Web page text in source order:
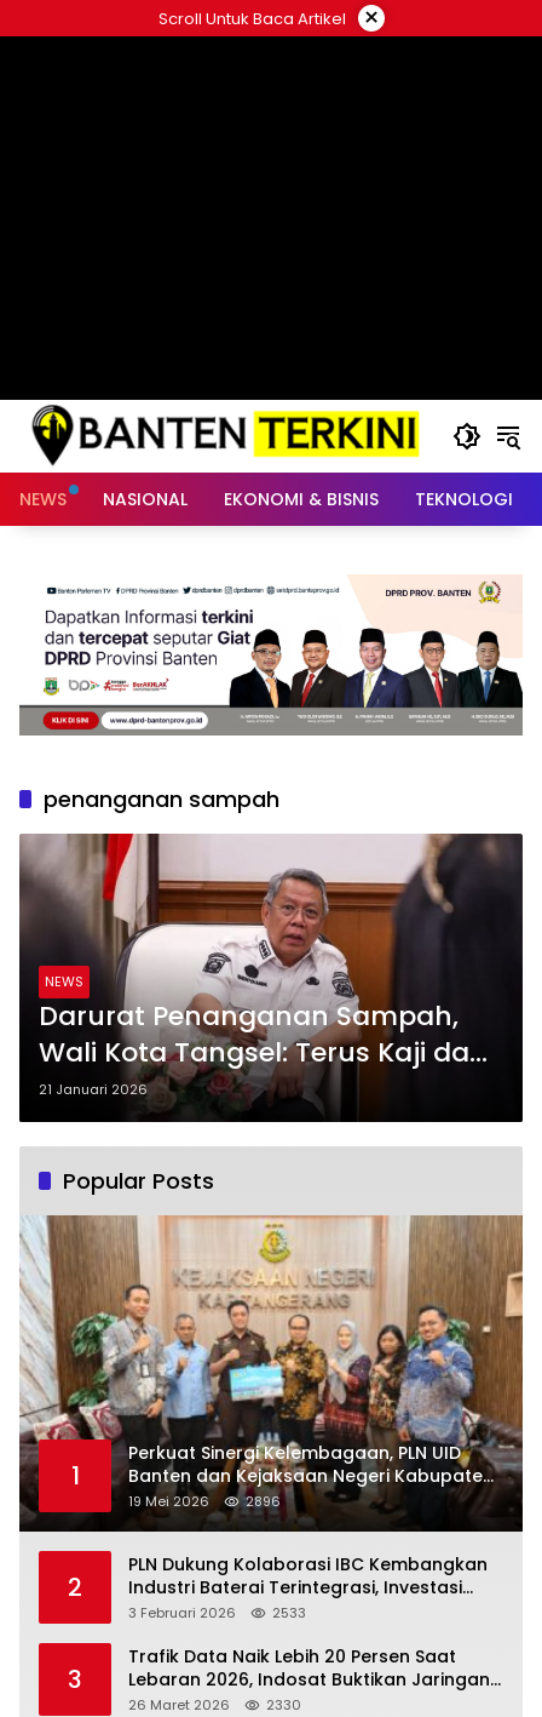
ke
Scroll Untuk Baca Artikel ×
NEWS NASIONAL EKONOMI & BISNIS TEKNOLOGI
penanganan sampah
NEWS
Darurat Penanganan Sampah,
Wali Kota Tangsel: Terus Kaji dan
Evaluasi
21 Januari 2026
Popular Posts
1
Perkuat Sinergi Kelembagaan, PLN UID
Banten dan Kejaksaan Negeri Kabupaten
Tangerang Kolaborasi Dukung Pelayanan
Publik
19 Mei 2026 2896
2
PLN Dukung Kolaborasi IBC Kembangkan
Industri Baterai Terintegrasi, Investasi
Capai USD 6 Miliar
3 Februari 2026 2533
3
Trafik Data Naik Lebih 20 Persen Saat
Lebaran 2026, Indosat Buktikan Jaringan
Tangguh Layani Jutaan Pemudik
26 Maret 2026 2330